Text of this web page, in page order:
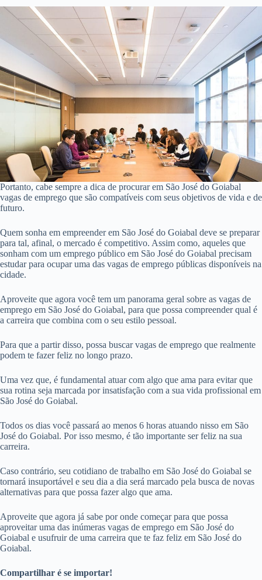
Portanto, cabe sempre a dica de procurar em São José do Goiabal
vagas de emprego que são compatíveis com seus objetivos de vida e de
futuro.
Quem sonha em empreender em São José do Goiabal deve se preparar
para tal, afinal, o mercado é competitivo. Assim como, aqueles que
sonham com um emprego público em São José do Goiabal precisam
estudar para ocupar uma das vagas de emprego públicas disponíveis na
cidade.
Aproveite que agora você tem um panorama geral sobre as vagas de
emprego em São José do Goiabal, para que possa compreender qual é
a carreira que combina com o seu estilo pessoal.
Para que a partir disso, possa buscar vagas de emprego que realmente
podem te fazer feliz no longo prazo.
Uma vez que, é fundamental atuar com algo que ama para evitar que
sua rotina seja marcada por insatisfação com a sua vida profissional em
São José do Goiabal.
Todos os dias você passará ao menos 6 horas atuando nisso em São
José do Goiabal. Por isso mesmo, é tão importante ser feliz na sua
carreira.
Caso contrário, seu cotidiano de trabalho em São José do Goiabal se
tornará insuportável e seu dia a dia será marcado pela busca de novas
alternativas para que possa fazer algo que ama.
Aproveite que agora já sabe por onde começar para que possa
aproveitar uma das inúmeras vagas de emprego em São José do
Goiabal e usufruir de uma carreira que te faz feliz em São José do
Goiabal.
Compartilhar é se importar!